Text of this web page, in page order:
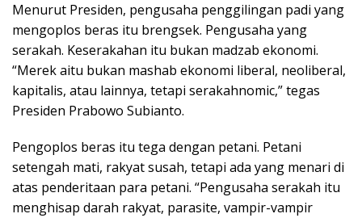
Menurut Presiden, pengusaha penggilingan padi yang
mengoplos beras itu brengsek. Pengusaha yang
serakah. Keserakahan itu bukan madzab ekonomi.
“Merek aitu bukan mashab ekonomi liberal, neoliberal,
kapitalis, atau lainnya, tetapi serakahnomic,” tegas
Presiden Prabowo Subianto.
Pengoplos beras itu tega dengan petani. Petani
setengah mati, rakyat susah, tetapi ada yang menari di
atas penderitaan para petani. “Pengusaha serakah itu
menghisap darah rakyat, parasite, vampir-vampir